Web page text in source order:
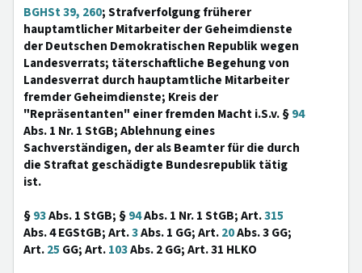
BGHSt 39, 260; Strafverfolgung früherer
hauptamtlicher Mitarbeiter der Geheimdienste
der Deutschen Demokratischen Republik wegen
Landesverrats; täterschaftliche Begehung von
Landesverrat durch hauptamtliche Mitarbeiter
fremder Geheimdienste; Kreis der
"Repräsentanten" einer fremden Macht i.S.v. §94
Abs. 1 Nr. 1 StGB; Ablehnung eines
Sachverständigen, der als Beamter für die durch
die Straftat geschädigte Bundesrepublik tätig
ist.
§93Abs. 1 StGB; §94Abs. 1 Nr. 1 StGB; Art.315
Abs. 4 EGStGB; Art.3Abs. 1 GG; Art.20Abs. 3 GG;
Art.25 GG; Art.103Abs. 2 GG; Art. 31 HLKO